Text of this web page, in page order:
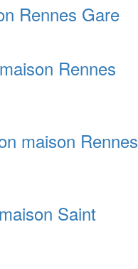
Rennes Gare
Rennes
maison Rennes
Saint